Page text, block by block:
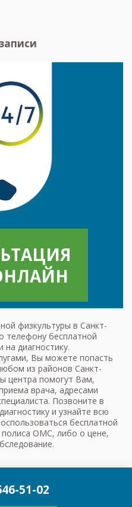
физкультуры в Санкт-
телефону бесплатной
на диагностику.
Вы можете попасть
из районов Санкт-
центра помогут Вам,
врача, адресами
Позвоните в
и узнайте всю
бесплатной
полиса ОМС, либо о цене,
51-02